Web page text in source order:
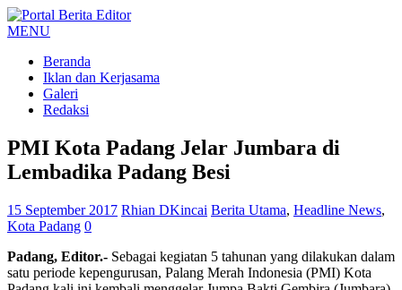
MENU
Beranda
Iklan dan Kerjasama
Galeri
Redaksi
PMI Kota Padang Jelar Jumbara di
Lembadika Padang Besi
15 September 2017 Rhian DKincai Berita Utama, Headline News,
Kota Padang 0
Padang, Editor.- Sebagai kegiatan 5 tahunan yang dilakukan dalam
satu periode kepengurusan, Palang Merah Indonesia (PMI) Kota